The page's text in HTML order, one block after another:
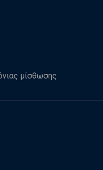
μίσθωσης